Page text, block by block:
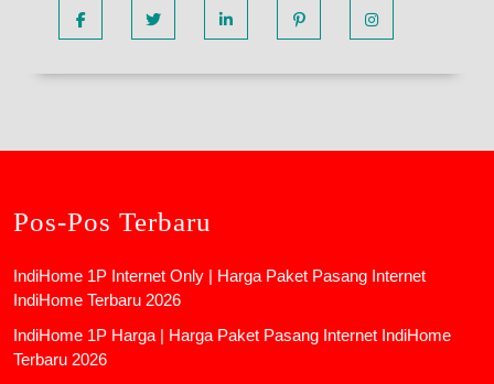
Pos-Pos Terbaru
IndiHome 1P Internet Only | Harga Paket Pasang Internet
IndiHome Terbaru 2026
IndiHome 1P Harga | Harga Paket Pasang Internet IndiHome
Terbaru 2026